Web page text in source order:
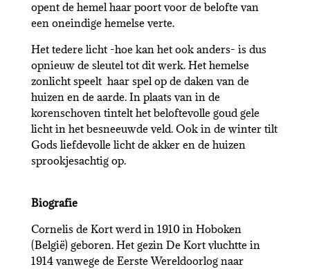
opent de hemel haar poort voor de belofte van
een oneindige hemelse verte.
Het tedere licht -hoe kan het ook anders- is dus
opnieuw de sleutel tot dit werk. Het hemelse
zonlicht speelt haar spel op de daken van de
huizen en de aarde. In plaats van in de
korenschoven tintelt het beloftevolle goud gele
licht in het besneeuwde veld. Ook in de winter tilt
Gods liefdevolle licht de akker en de huizen
sprookjesachtig op.
Biografie
Cornelis de Kort werd in 1910 in Hoboken
(België) geboren. Het gezin De Kort vluchtte in
1914 vanwege de Eerste Wereldoorlog naar